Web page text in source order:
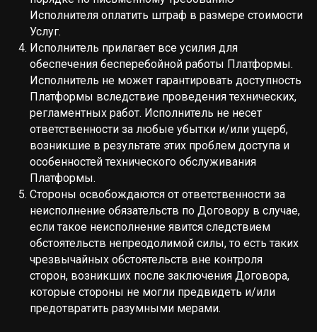
Исполнителя оплатить штраф в размере стоимости
Услуг.
Исполнитель прилагает все усилия для
обеспечения бесперебойной работы Платформы.
Исполнитель не может гарантировать доступность
Платформы вследствие проведения технических,
регламентных работ. Исполнитель не несет
ответственности за любые убытки и/или ущерб,
возникшие в результате этих проблем доступа и
особенностей технического обслуживания
Платформы.
Стороны освобождаются от ответственности за
неисполнение обязательств по Договору в случае,
если такое неисполнение явится следствием
обстоятельств непреодолимой силы, то есть таких
чрезвычайных обстоятельств вне контроля
сторон, возникших после заключения Договора,
которые стороны не могли предвидеть и/или
предотвратить разумными мерами.